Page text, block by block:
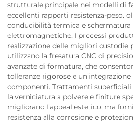
strutturale principale nei modelli di
eccellenti rapporti resistenza-peso,
conducibilità termica e
elettromagnetiche. I processi
realizzazione delle migliori custodie
utilizzano la fresatura CNC di
avanzate di formatura, che
tolleranze rigorose e
componenti. Trattamenti superficiali
la verniciatura a polvere e finiture
migliorano l’appeal estetico, ma
resistenza alla corrosione e